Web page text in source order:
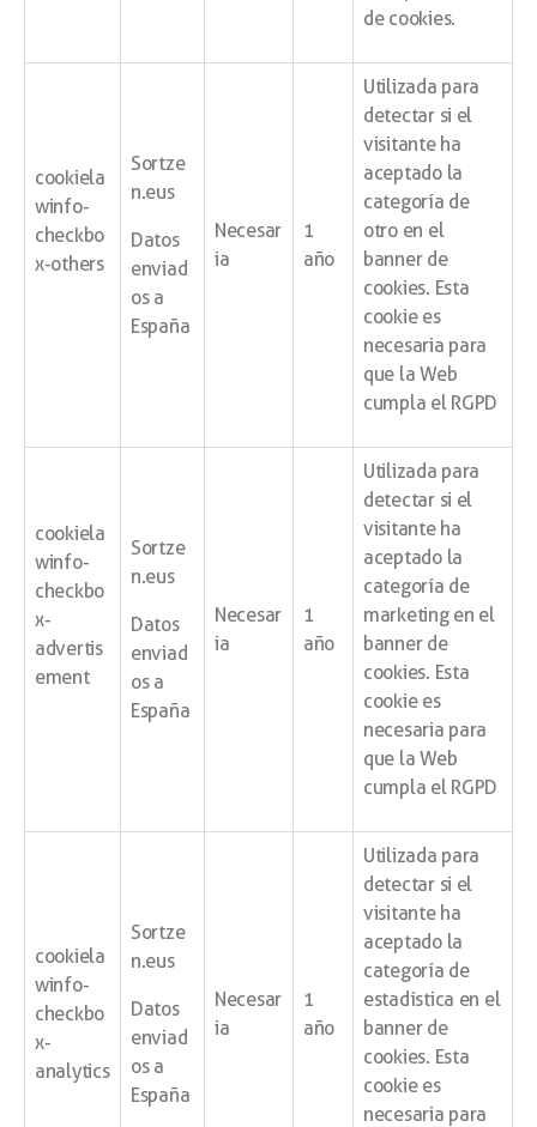
de cookies.
cookiela
winfo-
checkbo
x-others
Sortze
n.eus
Datos
enviad
os a
España
Necesar
ia
1
año
Utilizada para
detectar si el
visitante ha
aceptado la
categoría de
otro en el
banner de
cookies. Esta
cookie es
necesaria para
que la Web
cumpla el RGPD
cookiela
winfo-
checkbo
x-
advertis
ement
Sortze
n.eus
Datos
enviad
os a
España
Necesar
ia
1
año
Utilizada para
detectar si el
visitante ha
aceptado la
categoría de
marketing en el
banner de
cookies. Esta
cookie es
necesaria para
que la Web
cumpla el RGPD
cookiela
winfo-
checkbo
x-
analytics
Sortze
n.eus
Datos
enviad
os a
España
Necesar
ia
1
año
Utilizada para
detectar si el
visitante ha
aceptado la
categoría de
estadística en el
banner de
cookies. Esta
cookie es
necesaria para